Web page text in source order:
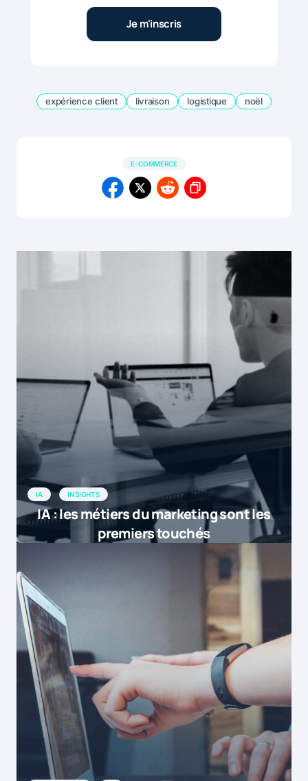
expérience client livraison logistique noël
E-COMMERCE
IA INSIGHTS
IA : les métiers du marketing sont les
premiers touchés